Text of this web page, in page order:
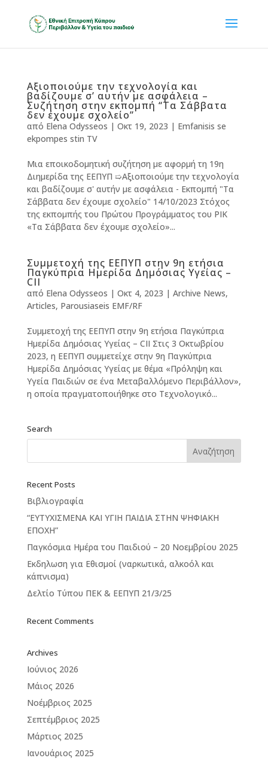
Αξιοποιούμε την τεχνολογία και
βαδίζουμε σ’ αυτήν με ασφάλεια –
Συζήτηση στην εκπομπή “Τα Σάββατα
δεν έχουμε σχολείο”
από Elena Odysseos | Οκτ 19, 2023 | Emfanisis se
ekpompes stin TV
Μια εποικοδομητική συζήτηση με αφορμή τη 19η
Διημερίδα της ΕΕΠΥΠ ➯Αξιοποιούμε την τεχνολογία
και βαδίζουμε σ' αυτήν με ασφάλεια - Εκπομπή "Τα
Σάββατα δεν έχουμε σχολείο" 14/10/2023 Στόχος
της εκπομπής του Πρώτου Προγράμματος του ΡΙΚ
«Τα Σάββατα δεν έχουμε σχολείο»...
Συμμετοχή της ΕΕΠΥΠ στην 9η ετήσια
Παγκύπρια Ημερίδα Δημόσιας Υγείας –
CII
από Elena Odysseos | Οκτ 4, 2023 | Archive News,
Articles, Parousiaseis EMF/RF
Συμμετοχή της ΕΕΠΥΠ στην 9η ετήσια Παγκύπρια
Ημερίδα Δημόσιας Υγείας – CII Στις 3 Οκτωβρίου
2023, η ΕΕΠΥΠ συμμετείχε στην 9η Παγκύπρια
Ημερίδα Δημόσιας Υγείας με θέμα «Πρόληψη και
Υγεία Παιδιών σε ένα Μεταβαλλόμενο Περιβάλλον»,
η οποία πραγματοποιήθηκε στο Τεχνολογικό...
Search
Recent Posts
Βιβλιογραφία
“ΕΥΤΥΧΙΣΜΕΝΑ ΚΑΙ ΥΓΙΗ ΠΑΙΔΙΑ ΣΤΗΝ ΨΗΦΙΑΚΗ
ΕΠΟΧΗ”
Παγκόσμια Ημέρα του Παιδιού – 20 Νοεμβρίου 2025
Εκδηλωση για Εθισμοί (ναρκωτικά, αλκοόλ και
κάπνισμα)
Δελτίο Τύπου ΠΕΚ & ΕΕΠΥΠ 21/3/25
Recent Comments
Archives
Ιούνιος 2026
Μάιος 2026
Νοέμβριος 2025
Σεπτέμβριος 2025
Μάρτιος 2025
Ιανουάριος 2025